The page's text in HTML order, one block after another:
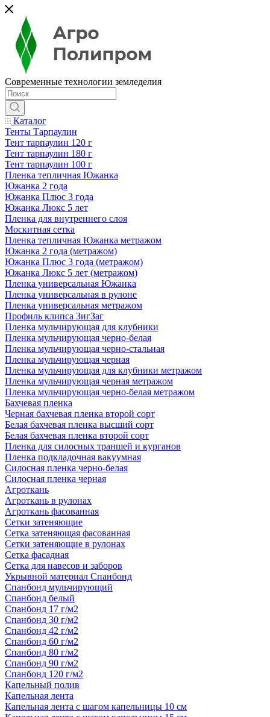
Современные технологии земледелия
Каталог
Тенты Тарпаулин
Тент тарпаулин 120 г
Тент тарпаулин 180 г
Тент тарпаулин 100 г
Пленка тепличная Южанка
Южанка 2 года
Южанка Плюс 3 года
Южанка Люкс 5 лет
Пленка для внутреннего слоя
Москитная сетка
Пленка тепличная Южанка метражом
Южанка 2 года (метражом)
Южанка Плюс 3 года (метражом)
Южанка Люкс 5 лет (метражом)
Пленка универсальная Южанка
Пленка универсальная в рулоне
Пленка универсальная метражом
Профиль клипса ЗигЗаг
Пленка мульчирующая для клубники
Пленка мульчирующая черно-белая
Пленка мульчирующая черно-стальная
Пленка мульчирующая черная
Пленка мульчирующая для клубники метражом
Пленка мульчирующая черная метражом
Пленка мульчирующая черно-белая метражом
Бахчевая пленка
Черная бахчевая пленка второй сорт
Белая бахчевая пленка высший сорт
Белая бахчевая пленка второй сорт
Пленка для силосных траншей и курганов
Пленка подкладочная вакуумная
Силосная пленка черно-белая
Силосная пленка черная
Агроткань
Агроткань в рулонах
Агроткань фасованная
Сетки затеняющие
Сетка затеняющая фасованная
Сетки затеняющие в рулонах
Сетка фасадная
Сетка для навесов и заборов
Укрывной материал Спанбонд
Спанбонд мульчирующий
Спанбонд белый
Спанбонд 17 г/м2
Спанбонд 30 г/м2
Спанбонд 42 г/м2
Спанбонд 60 г/м2
Спанбонд 80 г/м2
Спанбонд 90 г/м2
Спанбонд 120 г/м2
Капельный полив
Капельная лента
Капельная лента с шагом капельницы 10 см